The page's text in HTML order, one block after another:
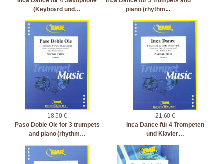
(Keyboard und…
piano (rhythm…
18,50 €
Paso Doble Ole for 3 trumpets
and piano (rhythm…
21,60 €
Inca Dance für 4 Trompeten
und Klavier…